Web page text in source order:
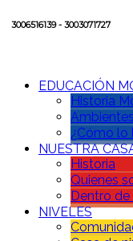
3006516139 - 3003071727
EDUCACIÓN
Historia
Ambientes
¿Cómo lo
NUESTRA
Historia
Quienes
Dentro de
NIVELES